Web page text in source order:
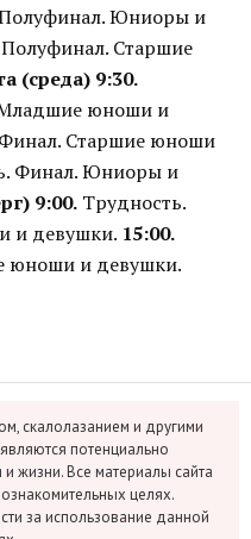
Юниоры и
Старшие
(среда) 9:30.
юноши и
Старшие юноши
Финал. Юниоры и
9:00. Трудность.
и девушки. 15:00.
юноши и девушки.
скалолазанием и другими
потенциально
жизни. Все материалы сайта
целях.
за использование данной